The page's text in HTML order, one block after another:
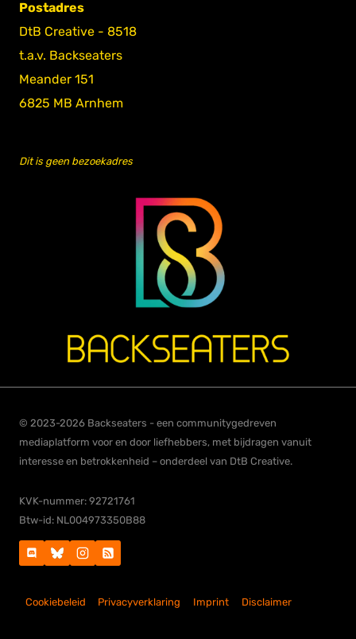
Postadres
DtB Creative - 8518
t.a.v. Backseaters
Meander 151
6825 MB Arnhem
Dit is geen bezoekadres
© 2023-2026 Backseaters - een communitygedreven
mediaplatform voor en door liefhebbers, met bijdragen vanuit
interesse en betrokkenheid – onderdeel van DtB Creative.
KVK-nummer: 92721761
Btw-id: NL004973350B88
Cookiebeleid Privacyverklaring Imprint Disclaimer